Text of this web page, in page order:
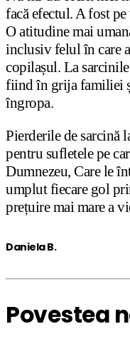
facă efectul. A fost
O atitudine mai
inclusiv felul în care
copilașul. La
fiind în grija familiei
îngropa.
Pierderile de sarcină
pentru sufletele pe
Dumnezeu, Care le
umplut fiecare gol
prețuire mai mare a
Daniela B.
Povestea